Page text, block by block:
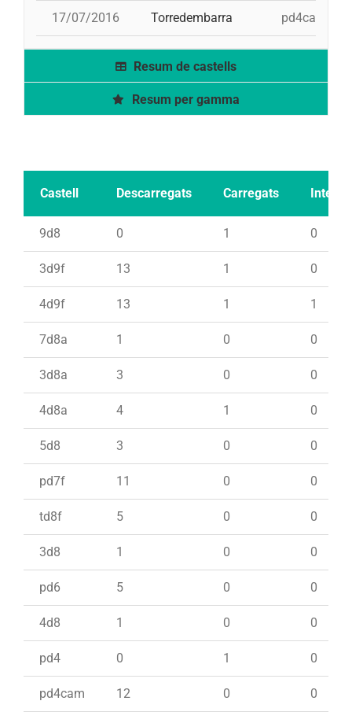
17/07/2016 Torredembarra pd4cam,
Resum de castells
Resum per gamma
Castell Descarregats Carregats Intents
9d8 0 1 0
3d9f 13 1 0
4d9f 13 1 1
7d8a 1 0 0
3d8a 3 0 0
4d8a 4 1 0
5d8 3 0 0
pd7f 11 0 0
td8f 5 0 0
3d8 1 0 0
pd6 5 0 0
4d8 1 0 0
pd4 0 1 0
pd4cam 12 0 0